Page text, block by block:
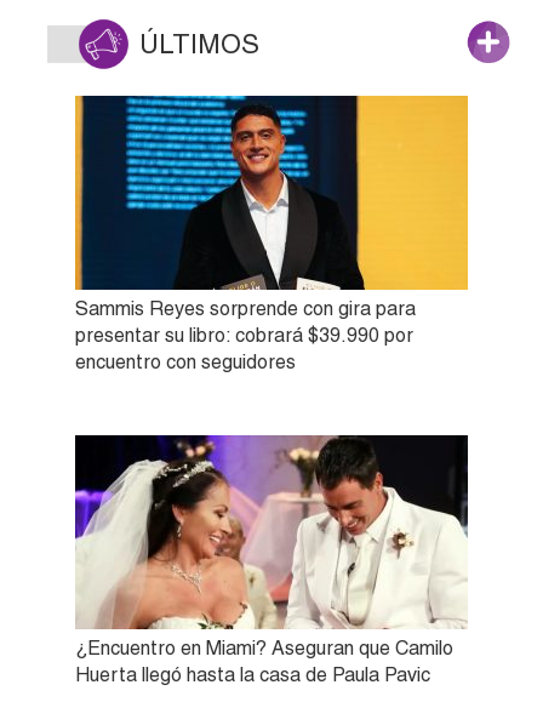
ÚLTIMOS
Sammis Reyes sorprende con gira para
presentar su libro: cobrará $39.990 por
encuentro con seguidores
¿Encuentro en Miami? Aseguran que Camilo
Huerta llegó hasta la casa de Paula Pavic